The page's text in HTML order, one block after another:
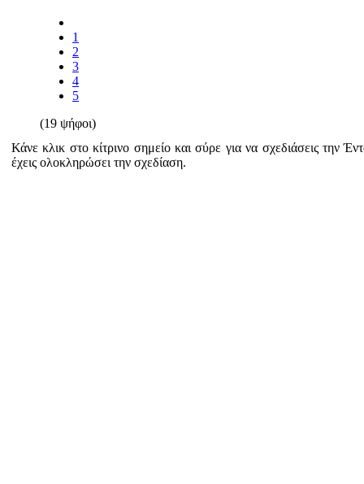
1
2
3
4
5
(19 ψήφοι)
Κάνε κλικ στο κίτρινο σημείο και σύρε για να σχεδιάσεις
έχεις ολοκληρώσει την σχεδίαση.